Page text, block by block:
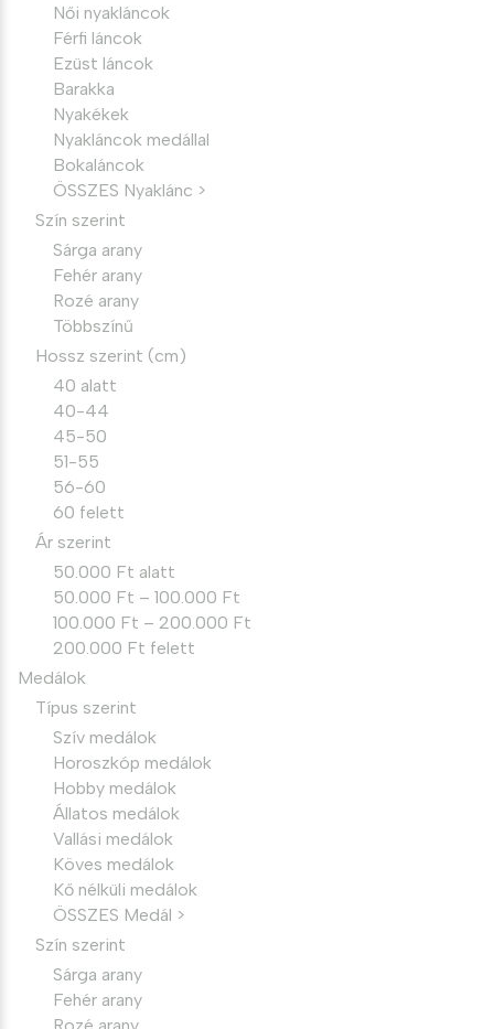
Női nyakláncok
Férfi láncok
Ezüst láncok
Barakka
Nyakékek
Nyakláncok medállal
Bokaláncok
ÖSSZES Nyaklánc >
Szín szerint
Sárga arany
Fehér arany
Rozé arany
Többszínű
Hossz szerint (cm)
40 alatt
40-44
45-50
51-55
56-60
60 felett
Ár szerint
50.000 Ft alatt
50.000 Ft – 100.000 Ft
100.000 Ft – 200.000 Ft
200.000 Ft felett
Medálok
Típus szerint
Szív medálok
Horoszkóp medálok
Hobby medálok
Állatos medálok
Vallási medálok
Köves medálok
Kő nélküli medálok
ÖSSZES Medál >
Szín szerint
Sárga arany
Fehér arany
Rozé arany